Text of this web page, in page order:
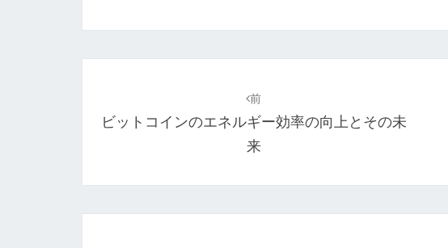
ナ
ゲ
ー
前
ビットコインのエネルギー効率の向上とその未
来